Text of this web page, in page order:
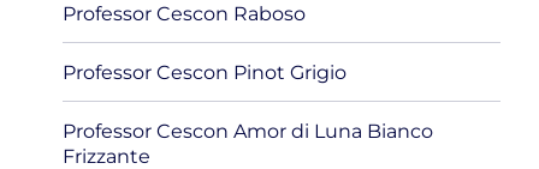
Professor Cescon Raboso
Professor Cescon Pinot Grigio
Professor Cescon Amor di Luna Bianco
Frizzante